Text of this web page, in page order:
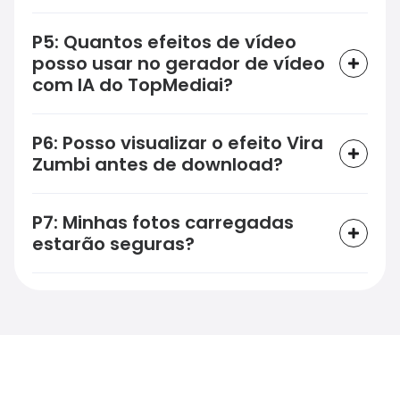
P5: Quantos efeitos de vídeo
posso usar no gerador de vídeo
com IA do TopMediai?
P6: Posso visualizar o efeito Vira
Zumbi antes de download?
P7: Minhas fotos carregadas
estarão seguras?